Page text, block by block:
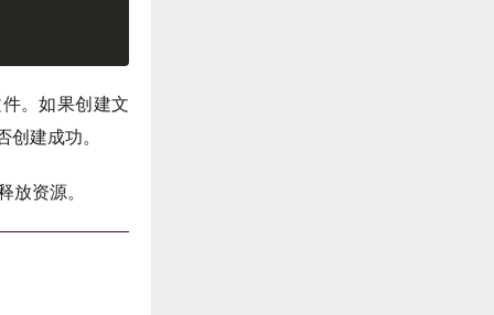
。如果创建文
建成功。
资源。